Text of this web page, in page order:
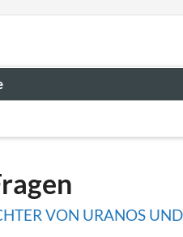
VON URANOS